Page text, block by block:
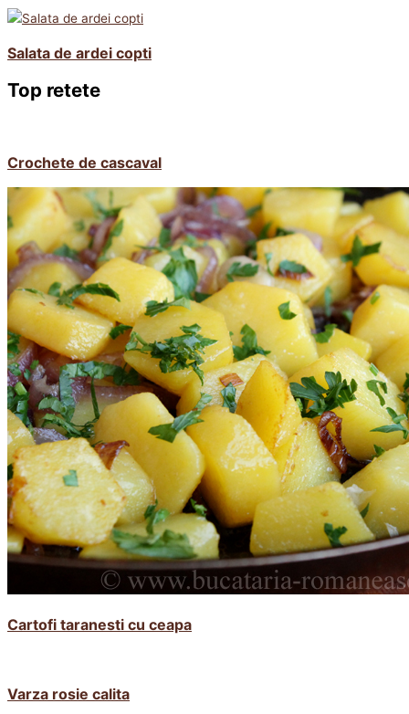
Salata de ardei copti
Top retete
Crochete de cascaval
Cartofi taranesti cu ceapa
Varza rosie calita